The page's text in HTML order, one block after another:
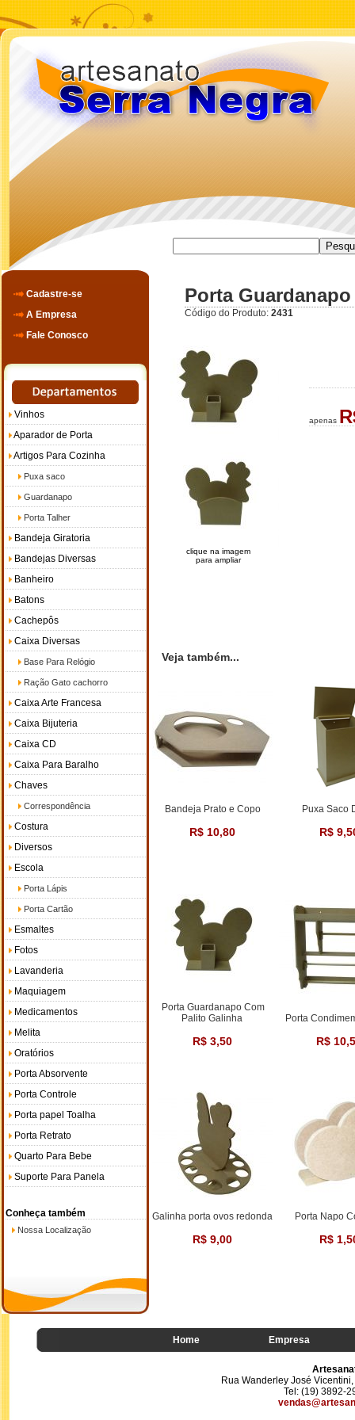
Cadastre-se
A Empresa
Fale Conosco
Vinhos
Aparador de Porta
Artigos Para Cozinha
Puxa saco
Guardanapo
Porta Talher
Bandeja Giratoria
Bandejas Diversas
Banheiro
Batons
Cachepôs
Caixa Diversas
Base Para Relógio
Ração Gato cachorro
Caixa Arte Francesa
Caixa Bijuteria
Caixa CD
Caixa Para Baralho
Chaves
Correspondência
Costura
Diversos
Escola
Porta Lápis
Porta Cartão
Esmaltes
Fotos
Lavanderia
Maquiagem
Medicamentos
Melita
Oratórios
Porta Absorvente
Porta Controle
Porta papel Toalha
Porta Retrato
Quarto Para Bebe
Suporte Para Panela
Conheça também
Nossa Localização
Porta
Código do Produto: 2431
clique na imagem
para ampliar
apenas
Veja também...
Bandeja Prato e Copo
R$ 10,80
Puxa Saco
R$
Porta Guardanapo Com
Palito Galinha
R$ 3,50
Porta
R$
Galinha porta ovos redonda
R$ 9,00
Porta Napo
R$
Home Empresa
Rua Wanderley José
Tel: (19) 3892-